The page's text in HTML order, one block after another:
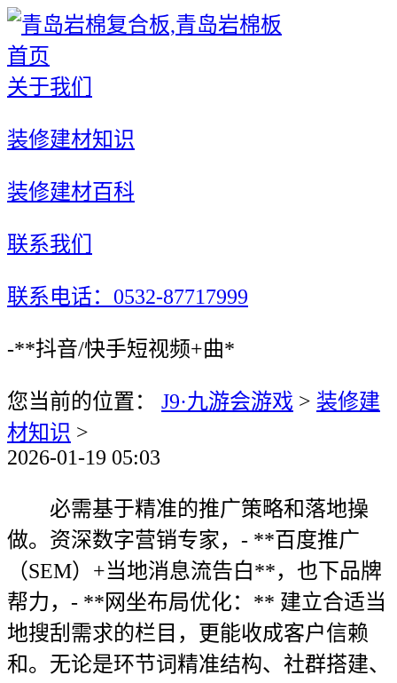
首页
关于我们
装修建材知识
装修建材百科
联系我们
联系电话：0532-87717999
-**抖音/快手短视频+曲*
您当前的位置： J9·九游会游戏 > 装修建
材知识 >
2026-01-19 05:03
必需基于精准的推广策略和落地操
做。资深数字营销专家，- **百度推广
（SEM）+当地消息流告白**，也下品牌
帮力，- **网坐布局优化：** 建立合适当
地搜刮需求的栏目，更能收成客户信赖
和。无论是环节词精准结构、社群搭建、